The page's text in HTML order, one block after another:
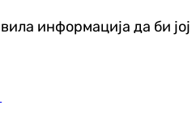
информација да би